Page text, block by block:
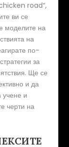
road“,
ви се
моделите на
на
по-
за
Ще се
и да
учене и
черти на